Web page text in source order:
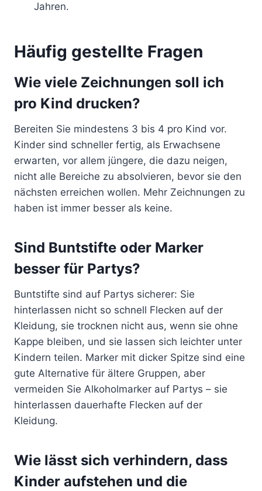
Jahren.
Häufig gestellte Fragen
Wie viele Zeichnungen soll ich
pro Kind drucken?
Bereiten Sie mindestens 3 bis 4 pro Kind vor.
Kinder sind schneller fertig, als Erwachsene
erwarten, vor allem jüngere, die dazu neigen,
nicht alle Bereiche zu absolvieren, bevor sie den
nächsten erreichen wollen. Mehr Zeichnungen zu
haben ist immer besser als keine.
Sind Buntstifte oder Marker
besser für Partys?
Buntstifte sind auf Partys sicherer: Sie
hinterlassen nicht so schnell Flecken auf der
Kleidung, sie trocknen nicht aus, wenn sie ohne
Kappe bleiben, und sie lassen sich leichter unter
Kindern teilen. Marker mit dicker Spitze sind eine
gute Alternative für ältere Gruppen, aber
vermeiden Sie Alkoholmarker auf Partys – sie
hinterlassen dauerhafte Flecken auf der
Kleidung.
Wie lässt sich verhindern, dass
Kinder aufstehen und die